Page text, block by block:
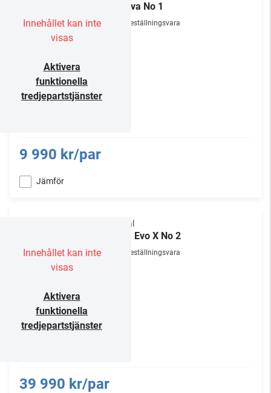
Innehållet kan inte
visas
Aktivera
funktionella
tredjepartstjänster
Theva No 1
Beställningsvara
9 990 kr/par
Jämför
Innehållet kan inte
visas
Aktivera
funktionella
tredjepartstjänster
Focal
Aria Evo X No 2
Beställningsvara
39 990 kr/par